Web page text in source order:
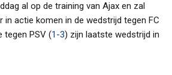
al op de training van Ajax en zal
in actie komen in de wedstrijd tegen FC
tegen PSV (1-3) zijn laatste wedstrijd in